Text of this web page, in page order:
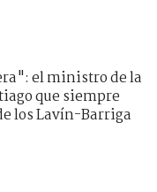
el ministro de la
que siempre
los Lavín-Barriga